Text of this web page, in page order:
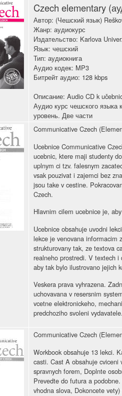
Czech elementary
Автор: (Чешский язык)
Жанр: аудиокурс
Издательство: Karlova
Язык: чешский
Тип: аудиокнига
Аудио кодек: MP3
Битрейт аудио: 128 kbps
Описание: Audio CD k
Аудио курс чешского языка
уровень. Две части
Communicative Czech
Ucebnice Communicative
ucebnic, ktere maji studenty
uplnym ci tzv. falesnym
vsak pouzivat i zajemci bez
jsou take v cestine.
Czech.
Hlavnim cilem ucebnice je,
Ucebnice obsahuje uvodni
lekce je venovana informacim
strukturovany tak, ze textova
realneho prostredi. V textech i
aby tak bylo ilustrovano jejich
Veskera prava vyhrazena.
uchovavana v resersnim
vcetne elektronickeho,
predchoziho svoleni vydavatele.
Communicative Czech
Workbook obsahuje 13 lekci.
casti. Cast A obsahuje cviceni
spravnych forem, Doplnte
Prevedte do futura a
vhodna slova, Dokoncete